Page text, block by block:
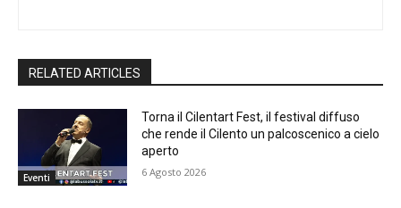
RELATED ARTICLES
Eventi
Torna il Cilentart Fest, il festival diffuso
che rende il Cilento un palcoscenico a cielo
aperto
6 Agosto 2026